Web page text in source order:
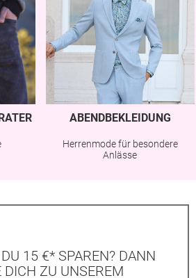
ABENDBEKLEIDUNG
Herrenmode für besondere
Anlässe
15 €* SPAREN? DANN
DICH ZU UNSEREM